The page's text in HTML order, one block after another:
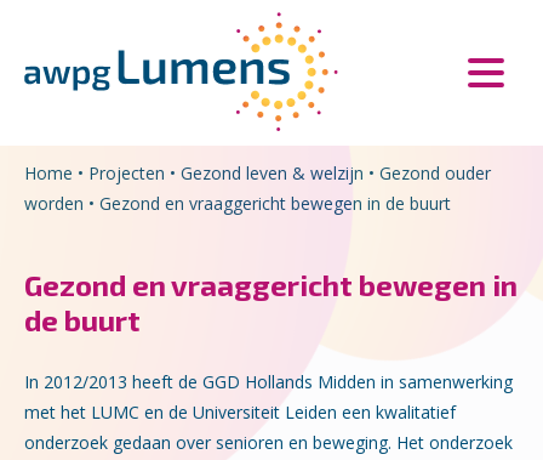
Home • Projecten • Gezond leven & welzijn • Gezond ouder
worden • Gezond en vraaggericht bewegen in de buurt
Gezond en vraaggericht bewegen in
de buurt
In 2012/2013 heeft de GGD Hollands Midden in samenwerking
met het LUMC en de Universiteit Leiden een kwalitatief
onderzoek gedaan over senioren en beweging. Het onderzoek